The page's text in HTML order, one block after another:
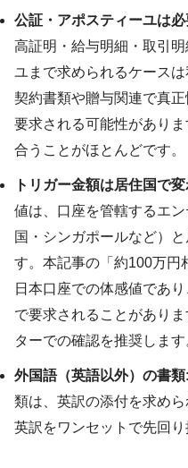
公証・アポスティーユは
高証明・給与明細・取引
ユまで求められるケース
契約書類や贈与関連で真
要求される可能性があり
合うことがほとんどです。
トリガー金額は居住国で
値は、口座を管轄するエ
国・シンガポールなど）
す。本記事の「約100万円
日本口座での体感値であ
で要求されることがあり
ターでの確認を推奨します
外国語（英語以外）の書類
類は、英訳の添付を求め
英訳をワンセットで先回